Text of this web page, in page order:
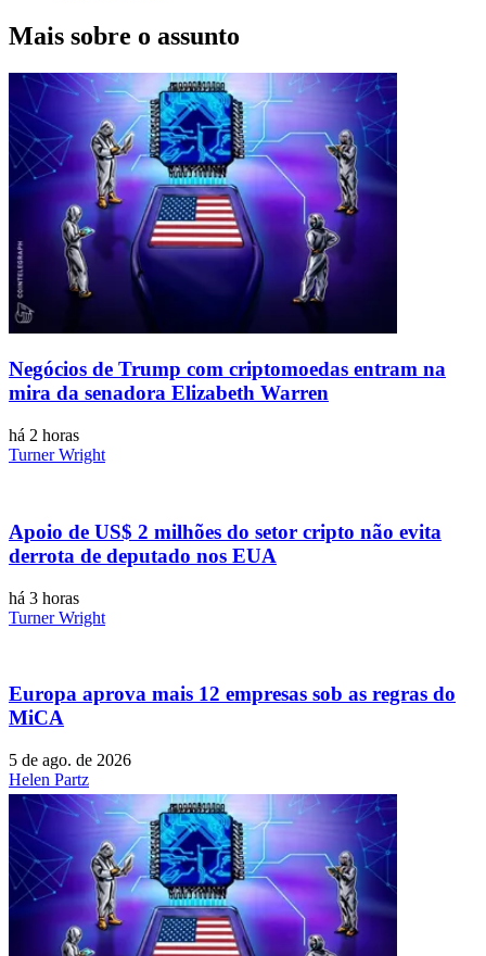
Mais sobre o assunto
Negócios de Trump com criptomoedas entram na
mira da senadora Elizabeth Warren
há 2 horas
Turner Wright
Apoio de US$ 2 milhões do setor cripto não evita
derrota de deputado nos EUA
há 3 horas
Turner Wright
Europa aprova mais 12 empresas sob as regras do
MiCA
5 de ago. de 2026
Helen Partz